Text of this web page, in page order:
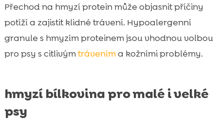
Přechod na hmyzí protein může objasnit příčiny
potíží a zajistit klidné trávení. Hypoalergenní
granule s hmyzím proteinem jsou vhodnou volbou
pro psy s citlivýmtráveníma kožními problémy.
hmyzí bílkovina pro malé i velké
psy